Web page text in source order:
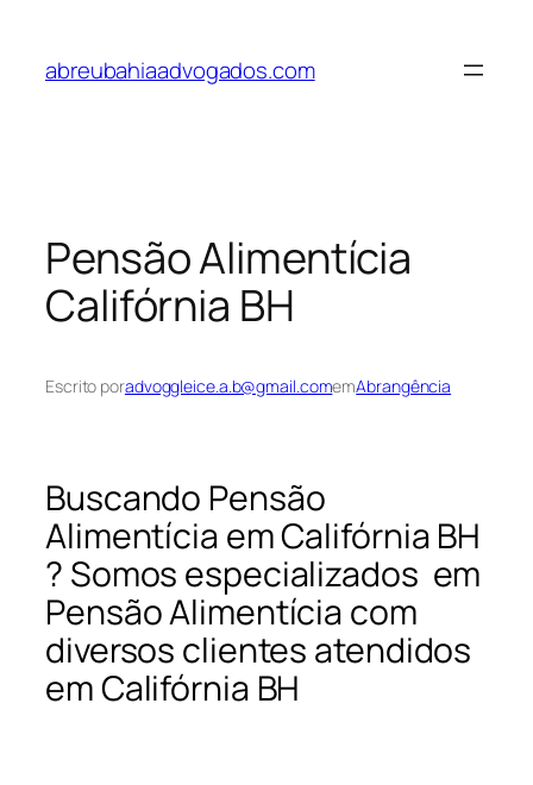
abreubahiaadvogados.com
Pensão Alimentícia
Califórnia BH
Escrito poradvoggleice.a.b@gmail.comemAbrangência
Buscando Pensão
Alimentícia em Califórnia BH
? Somos especializados em
Pensão Alimentícia com
diversos clientes atendidos
em Califórnia BH